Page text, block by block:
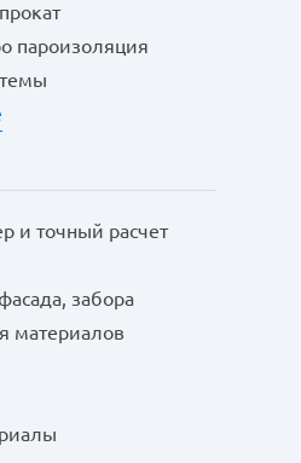
пароизоляция
и точный расчет
забора
материалов